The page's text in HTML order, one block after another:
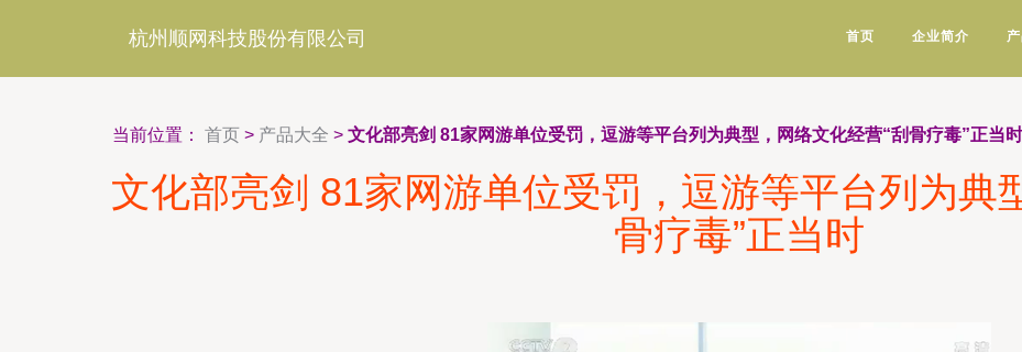
杭州顺网科技股份有限公司 首页 企业简介
当前位置： 首页 > 产品大全 > 文化部亮剑 81家网游单位受罚，逗游等平台列为典型，网络文化经营“刮骨疗毒”正当时
文化部亮剑 81家网游单位受罚，逗游等平台列为典
骨疗毒”正当时